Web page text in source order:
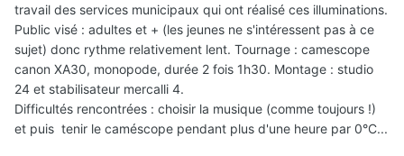
travail des services municipaux qui ont réalisé ces illuminations.
Public visé : adultes et + (les jeunes ne s'intéressent pas à ce
sujet) donc rythme relativement lent. Tournage : camescope
canon XA30, monopode, durée 2 fois 1h30. Montage : studio
24 et stabilisateur mercalli 4.
Difficultés rencontrées : choisir la musique (comme toujours !)
et puis tenir le caméscope pendant plus d'une heure par 0°C...